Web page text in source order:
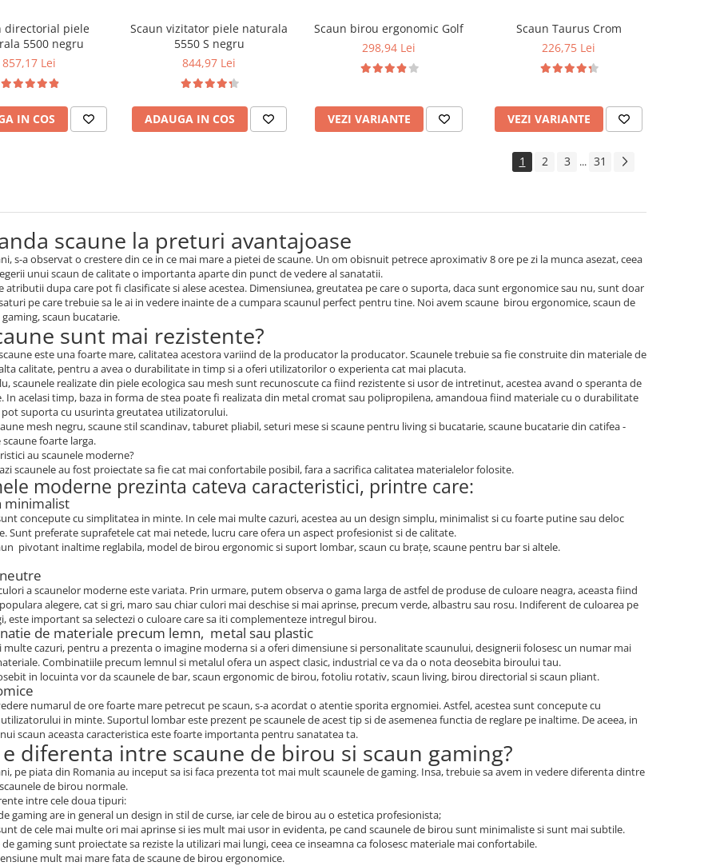
directorial piele
5500 negru
857,17 Lei
IN COS
Scaun vizitator piele naturala
5550 S negru
844,97 Lei
ADAUGA IN COS
Scaun birou ergonomic Golf
298,94 Lei
VEZI VARIANTE
Scaun Taurus Crom
226,75 Lei
VEZI VARIANTE
1 2 3 ... 31
scaune la preturi avantajoase
s-a observat o crestere din ce in ce mai mare a pietei de scaune. Un om obisnuit petrece aproximativ 8 ore pe zi la munca asezat, ceea
unui scaun de calitate o importanta aparte din punct de vedere al sanatatii.
atributii dupa care pot fi clasificate si alese acestea. Dimensiunea, greutatea pe care o suporta, daca sunt ergonomice sau nu, sunt doar
pe care trebuie sa le ai in vedere inainte de a cumpara scaunul perfect pentru tine. Noi avem scaune birou ergonomice, scaun de
gaming, scaun bucatarie.
sunt mai rezistente?
este una foarte mare, calitatea acestora variind de la producator la producator. Scaunele trebuie sa fie construite din materiale de
calitate, pentru a avea o durabilitate in timp si a oferi utilizatorilor o experienta cat mai placuta.
scaunele realizate din piele ecologica sau mesh sunt recunoscute ca fiind rezistente si usor de intretinut, acestea avand o speranta de
In acelasi timp, baza in forma de stea poate fi realizata din metal cromat sau polipropilena, amandoua fiind materiale cu o durabilitate
pot suporta cu usurinta greutatea utilizatorului.
mesh negru, scaune stil scandinav, taburet pliabil, seturi mese si scaune pentru living si bucatarie, scaune bucatarie din catifea -
scaune foarte larga.
au scaunele moderne?
scaunele au fost proiectate sa fie cat mai confortabile posibil, fara a sacrifica calitatea materialelor folosite.
moderne prezinta cateva caracteristici, printre care:
minimalist
concepute cu simplitatea in minte. In cele mai multe cazuri, acestea au un design simplu, minimalist si cu foarte putine sau deloc
Sunt preferate suprafetele cat mai netede, lucru care ofera un aspect profesionist si de calitate.
pivotant inaltime reglabila, model de birou ergonomic si suport lombar, scaun cu brațe, scaune pentru bar si altele.
a scaunelor moderne este variata. Prin urmare, putem observa o gama larga de astfel de produse de culoare neagra, aceasta fiind
alegere, cat si gri, maro sau chiar culori mai deschise si mai aprinse, precum verde, albastru sau rosu. Indiferent de culoarea pe
este important sa selectezi o culoare care sa iti complementeze intregul birou.
de materiale precum lemn, metal sau plastic
multe cazuri, pentru a prezenta o imagine moderna si a oferi dimensiune si personalitate scaunului, designerii folosesc un numar mai
Combinatiile precum lemnul si metalul ofera un aspect clasic, industrial ce va da o nota deosebita biroului tau.
in locuinta vor da scaunele de bar, scaun ergonomic de birou, fotoliu rotativ, scaun living, birou directorial si scaun pliant.
numarul de ore foarte mare petrecut pe scaun, s-a acordat o atentie sporita ergnomiei. Astfel, acestea sunt concepute cu
in minte. Suportul lombar este prezent pe scaunele de acest tip si de asemenea functia de reglare pe inaltime. De aceea, in
scaun aceasta caracteristica este foarte importanta pentru sanatatea ta.
e diferenta intre scaune de birou si scaun gaming?
pe piata din Romania au inceput sa isi faca prezenta tot mai mult scaunele de gaming. Insa, trebuie sa avem in vedere diferenta dintre
de birou normale.
intre cele doua tipuri:
gaming are in general un design in stil de curse, iar cele de birou au o estetica profesionista;
de cele mai multe ori mai aprinse si ies mult mai usor in evidenta, pe cand scaunele de birou sunt minimaliste si sunt mai subtile.
de gaming sunt proiectate sa reziste la utilizari mai lungi, ceea ce inseamna ca folosesc materiale mai confortabile.
mult mai mare fata de scaune de birou ergonomice.